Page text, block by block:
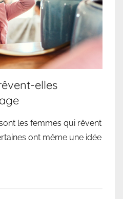
elles
les femmes qui rêvent
ont même une idée